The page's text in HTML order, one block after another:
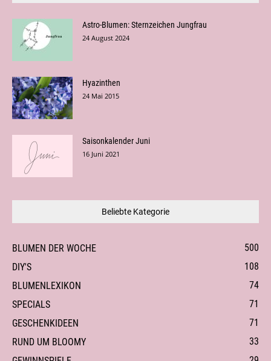
Astro-Blumen: Sternzeichen Jungfrau
24 August 2024
Hyazinthen
24 Mai 2015
Saisonkalender Juni
16 Juni 2021
Beliebte Kategorie
BLUMEN DER WOCHE
500
DIY'S
108
BLUMENLEXIKON
74
SPECIALS
71
GESCHENKIDEEN
71
RUND UM BLOOMY
33